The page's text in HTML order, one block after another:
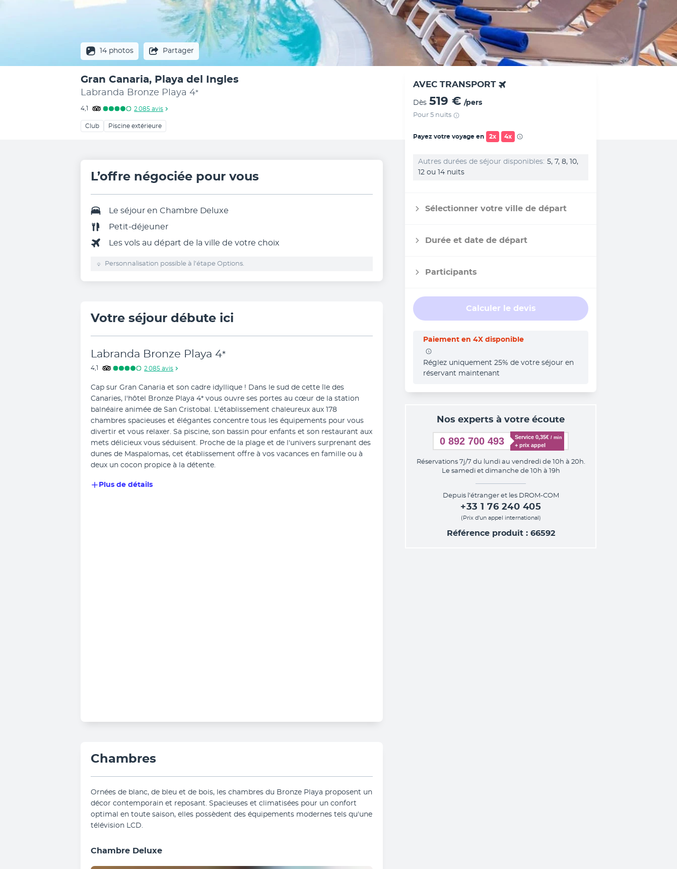
14 photos Partager
Gran Canaria, Playa del Ingles
Labranda Bronze Playa 4*
4,1 2 085 avis
Club Piscine extérieure
AVEC TRANSPORT
Dès 519 € /pers
Pour 5 nuits
Payez votre voyage en 2x 4x
Autres durées de séjour disponibles 5, 7, 8, 10,
12 ou 14 nuits
Sélectionner votre ville de départ
Durée et date de départ
Participants
Calculer le devis
Paiement en 4X disponible
Réglez uniquement 25% de votre séjour en
réservant maintenant
Nos experts à votre écoute
0 892 700 493 Service 0,35€ / min
+ prix appel
Réservations 7j/7 du lundi au vendredi de 10h à 20h.
Le samedi et dimanche de 10h à 19h
Depuis l’étranger et les DROM-COM
+33 1 76 240 405
(Prix d’un appel international)
Référence produit : 66592
L’offre négociée pour vous
Le séjour en Chambre Deluxe
Petit-déjeuner
Les vols au départ de la ville de votre choix
Personnalisation possible à l’étape Options.
Votre séjour débute ici
Labranda Bronze Playa 4*
4,1 2 085 avis
Cap sur Gran Canaria et son cadre idyllique ! Dans le sud de cette île des
Canaries, l'hôtel Bronze Playa 4* vous ouvre ses portes au cœur de la station
balnéaire animée de San Cristobal. L'établissement chaleureux aux 178
chambres spacieuses et élégantes concentre tous les équipements pour vous
divertir et vous relaxer. Sa piscine, son bassin pour enfants et son restaurant aux
mets délicieux vous séduisent. Proche de la plage et de l'univers surprenant des
dunes de Maspalomas, cet établissement offre à vos vacances en famille ou à
deux un cocon propice à la détente.
Plus de détails
Chambres
Ornées de blanc, de bleu et de bois, les chambres du Bronze Playa proposent un
décor contemporain et reposant. Spacieuses et climatisées pour un confort
optimal en toute saison, elles possèdent des équipements modernes tels qu'une
télévision LCD.
Chambre Deluxe